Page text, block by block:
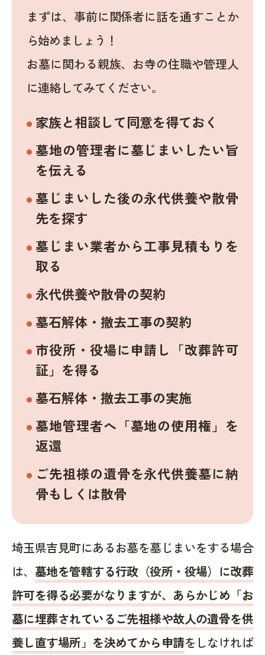
まずは、事前に関係者に話を通すことか
ら始めましょう！
お墓に関わる親族、お寺の住職や管理人
に連絡してみてください。
家族と相談して同意を得ておく
墓地の管理者に墓じまいしたい旨
を伝える
墓じまいした後の永代供養や散骨
先を探す
墓じまい業者から工事見積もりを
取る
永代供養や散骨の契約
墓石解体・撤去工事の契約
市役所・役場に申請し「改葬許可
証」を得る
墓石解体・撤去工事の実施
墓地管理者へ「墓地の使用権」を
返還
ご先祖様の遺骨を永代供養墓に納
骨もしくは散骨
埼玉県吉見町にあるお墓を墓じまいをする場合
は、 墓地を管轄する行政（役所・役場）に改葬
許可を得る必要がなりますが、あらかじめ「お
墓に埋葬されているご先祖様や故人の遺骨を供
養し直す場所」を決めてから申請をしなければ